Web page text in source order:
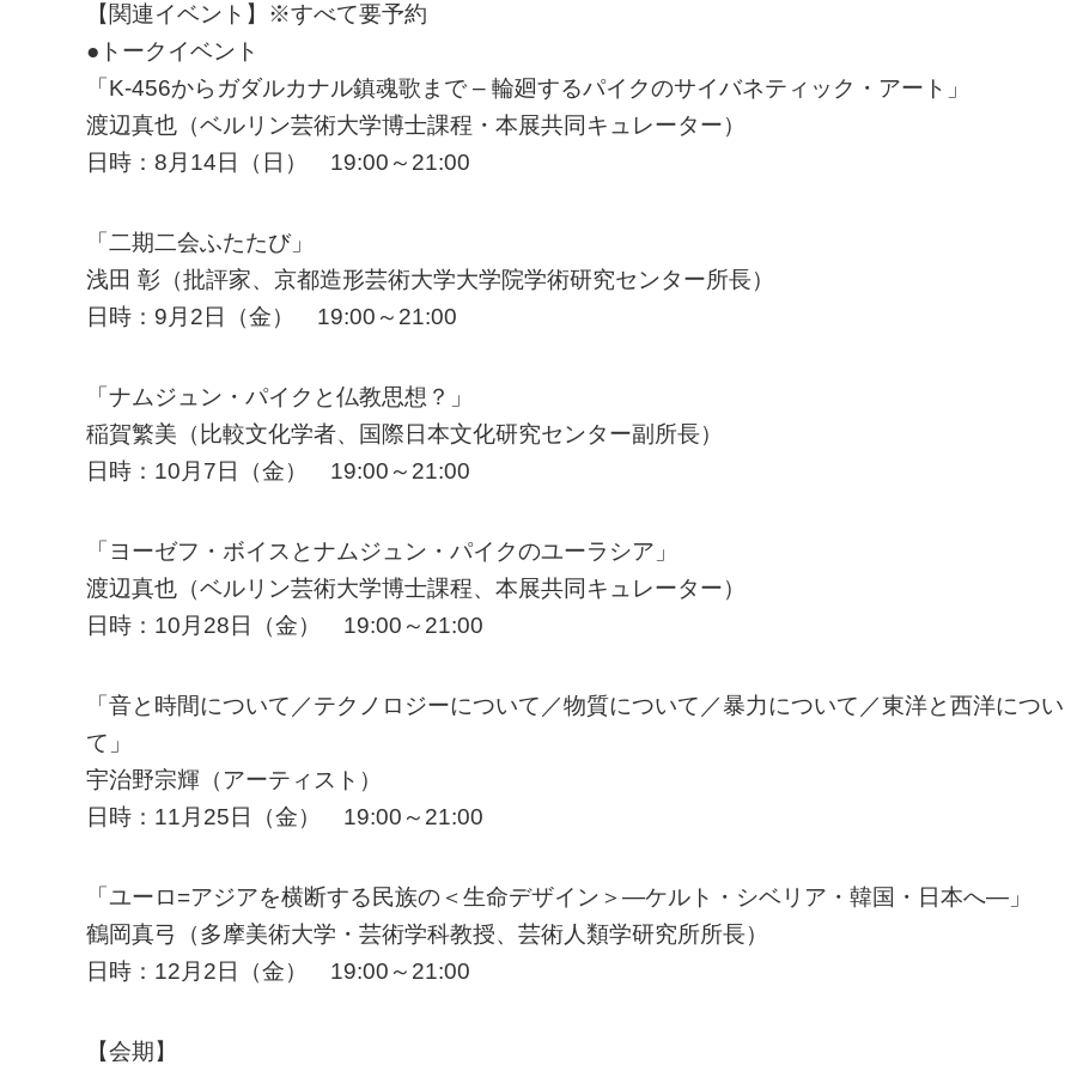
【関連イベント】※すべて要予約
●トークイベント
「K-456からガダルカナル鎮魂歌まで – 輪廻するパイクのサイバネティック・アート」
渡辺真也（ベルリン芸術大学博士課程・本展共同キュレーター）
日時：8月14日（日） 19:00～21:00
「二期二会ふたたび」
浅田 彰（批評家、京都造形芸術大学大学院学術研究センター所長）
日時：9月2日（金） 19:00～21:00
「ナムジュン・パイクと仏教思想？」
稲賀繁美（比較文化学者、国際日本文化研究センター副所長）
日時：10月7日（金） 19:00～21:00
「ヨーゼフ・ボイスとナムジュン・パイクのユーラシア」
渡辺真也（ベルリン芸術大学博士課程、本展共同キュレーター）
日時：10月28日（金） 19:00～21:00
「音と時間について／テクノロジーについて／物質について／暴力について／東洋と西洋につい
て」
宇治野宗輝（アーティスト）
日時：11月25日（金） 19:00～21:00
「ユーロ=アジアを横断する民族の＜生命デザイン＞―ケルト・シベリア・韓国・日本へ―」
鶴岡真弓（多摩美術大学・芸術学科教授、芸術人類学研究所所長）
日時：12月2日（金） 19:00～21:00
【会期】